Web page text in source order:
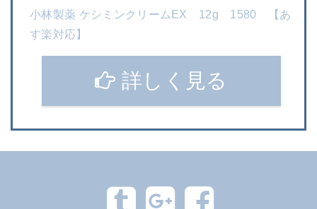
小林製薬 ケシミンクリームEX 12g 1580 【あ
す楽対応】
詳しく見る